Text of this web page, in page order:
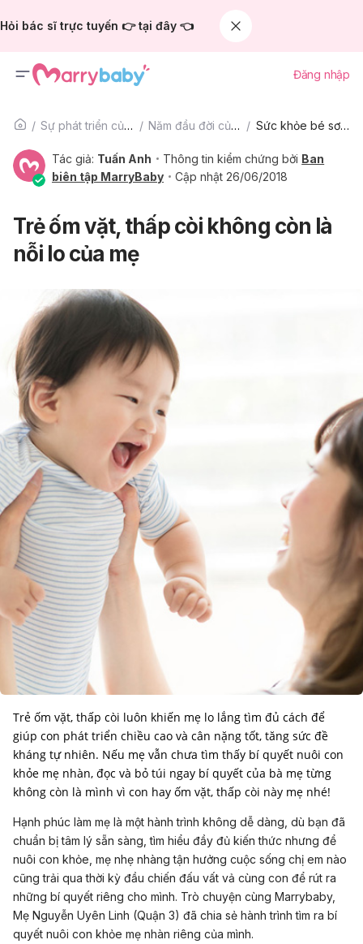
Hỏi bác sĩ trực tuyến 👉 tại đây 👈
Đăng nhập
Sự phát triển của trẻ Năm đầu đời của bé Sức khỏe bé sơ sinh
Tác giả: Tuấn Anh Thông tin kiểm chứng bởi Ban
biên tập MarryBaby
Cập nhật 26/06/2018
Trẻ ốm vặt, thấp còi không còn là
nỗi lo của mẹ
Trẻ ốm vặt, thấp còi luôn khiến mẹ lo lắng tìm đủ cách để
giúp con phát triển chiều cao và cân nặng tốt, tăng sức đề
kháng tự nhiên. Nếu mẹ vẫn chưa tìm thấy bí quyết nuôi con
khỏe mẹ nhàn, đọc và bỏ túi ngay bí quyết của bà mẹ từng
không còn là mình vì con hay ốm vặt, thấp còi này mẹ nhé!
Hạnh phúc làm mẹ là một hành trình không dễ dàng, dù bạn đã
chuẩn bị tâm lý sẵn sàng, tìm hiểu đầy đủ kiến thức nhưng để
nuôi con khỏe, mẹ nhẹ nhàng tận hưởng cuộc sống chị em nào
cũng trải qua thời kỳ đầu chiến đấu vất vả cùng con để rút ra
những bí quyết riêng cho mình. Trò chuyện cùng Marrybaby,
Mẹ Nguyễn Uyên Linh (Quận 3) đã chia sẻ hành trình tìm ra bí
quyết nuôi con khỏe mẹ nhàn riêng của mình.